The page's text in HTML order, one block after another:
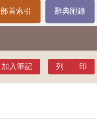
部首索引 辭典附錄
加入筆記 列 印